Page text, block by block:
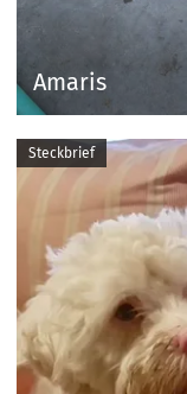
Amaris
Steckbrief